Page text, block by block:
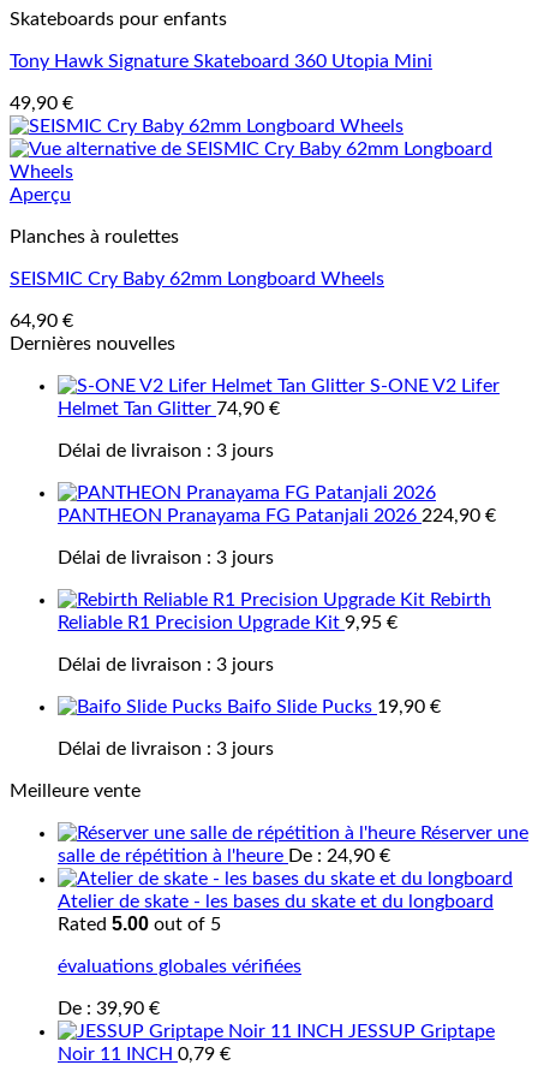
Skateboards pour enfants
Tony Hawk Signature Skateboard 360 Utopia Mini
49,90 €
Aperçu
Planches à roulettes
SEISMIC Cry Baby 62mm Longboard Wheels
64,90 €
Dernières nouvelles
S-ONE V2 Lifer
Helmet Tan Glitter 74,90 €
Délai de livraison : 3 jours
PANTHEON Pranayama FG Patanjali 2026 224,90 €
Délai de livraison : 3 jours
Rebirth
Reliable R1 Precision Upgrade Kit 9,95 €
Délai de livraison : 3 jours
Baifo Slide Pucks 19,90 €
Délai de livraison : 3 jours
Meilleure vente
Réserver une
salle de répétition à l'heure De : 24,90 €
Atelier de skate - les bases du skate et du longboard
Rated 5.00 out of 5
évaluations globales vérifiées
De : 39,90 €
JESSUP Griptape
Noir 11 INCH 0,79 €